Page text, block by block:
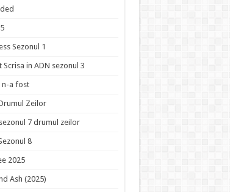
Sezonul 1
Scrisa in ADN sezonul 3
n-a fost
Zeilor
7 drumul zeilor
8
2025
Ash (2025)